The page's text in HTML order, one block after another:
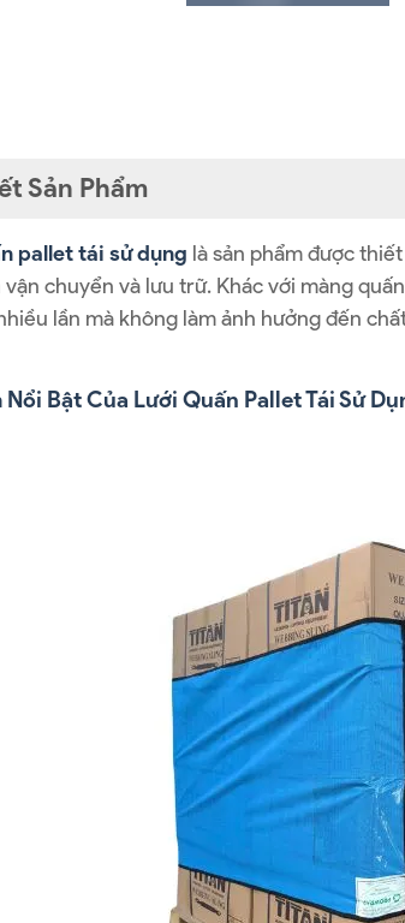
Sản Phẩm
pallet tái sử dụng là sản phẩm được
chuyển và lưu trữ. Khác với màng
lần mà không làm ảnh hưởng đến
Nổi Bật Của Lưới Quấn Pallet Tái Sử